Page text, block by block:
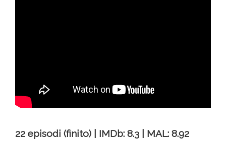
22 episodi (finito) | IMDb: 8.3 | MAL: 8.92